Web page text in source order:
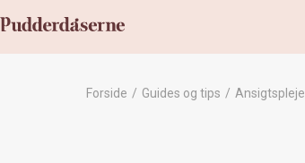
Forside / Guides og tips / Ansigtspleje